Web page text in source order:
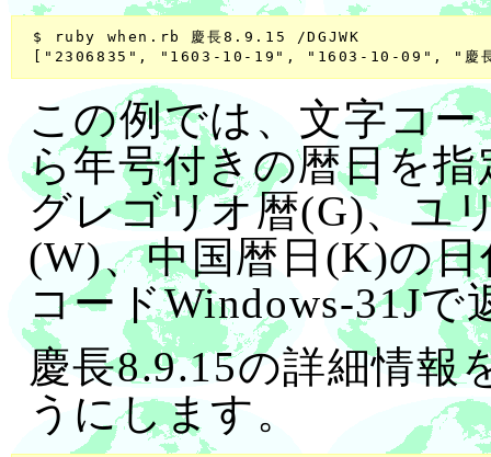
$ ruby when.rb 慶長8.9.15 /DGJWK
この例では、文字コ
ら年号付きの暦日を
グレゴリオ暦(G)、ユ
(W)、中国暦日(K)の
コードWindows-31J
慶長8.9.15の詳細情報
うにします。